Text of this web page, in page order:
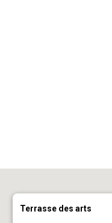
Terrasse des arts